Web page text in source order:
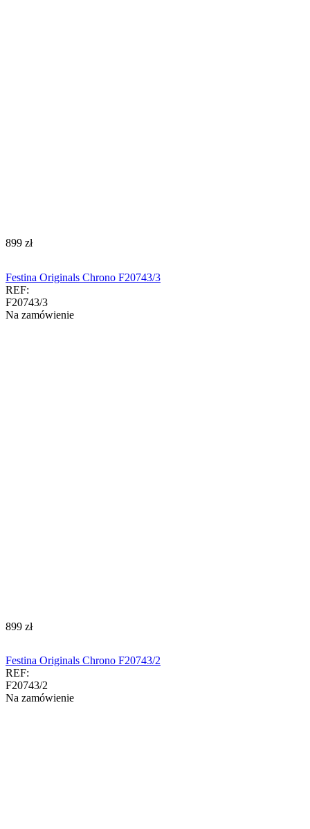
‍899‍ zł
Festina Originals Chrono F20743/3
REF:
F20743/3
Na zamówienie
‍899‍ zł
Festina Originals Chrono F20743/2
REF:
F20743/2
Na zamówienie